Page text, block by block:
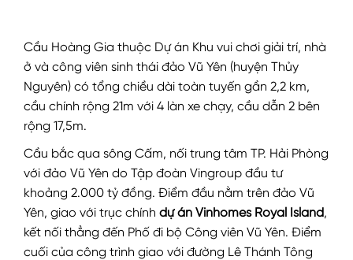
Cầu Hoàng Gia thuộc Dự án Khu vui chơi giải trí, nhà
ở và công viên sinh thái đảo Vũ Yên (huyện Thủy
Nguyên) có tổng chiều dài toàn tuyến gần 2,2 km,
cầu chính rộng 21m với 4 làn xe chạy, cầu dẫn 2 bên
rộng 17,5m.
Cầu bắc qua sông Cấm, nối trung tâm TP. Hải Phòng
với đảo Vũ Yên do Tập đoàn Vingroup đầu tư
khoảng 2.000 tỷ đồng. Điểm đầu nằm trên đảo Vũ
Yên, giao với trục chính dự án Vinhomes Royal Island,
kết nối thẳng đến Phố đi bộ Công viên Vũ Yên. Điểm
cuối của công trình giao với đường Lê Thánh Tông